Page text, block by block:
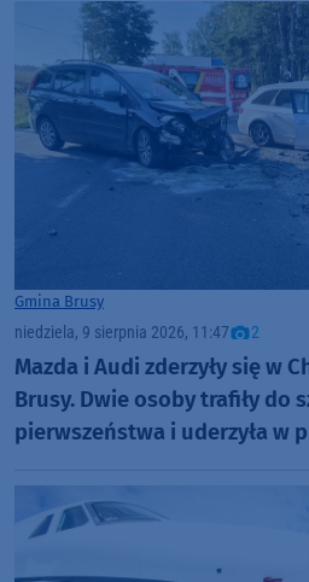
Gmina Brusy
niedziela, 9 sierpnia 2026, 11:47 2
Mazda i Audi zderzyły się w
Brusy. Dwie osoby trafiły do
pierwszeństwa i uderzyła w